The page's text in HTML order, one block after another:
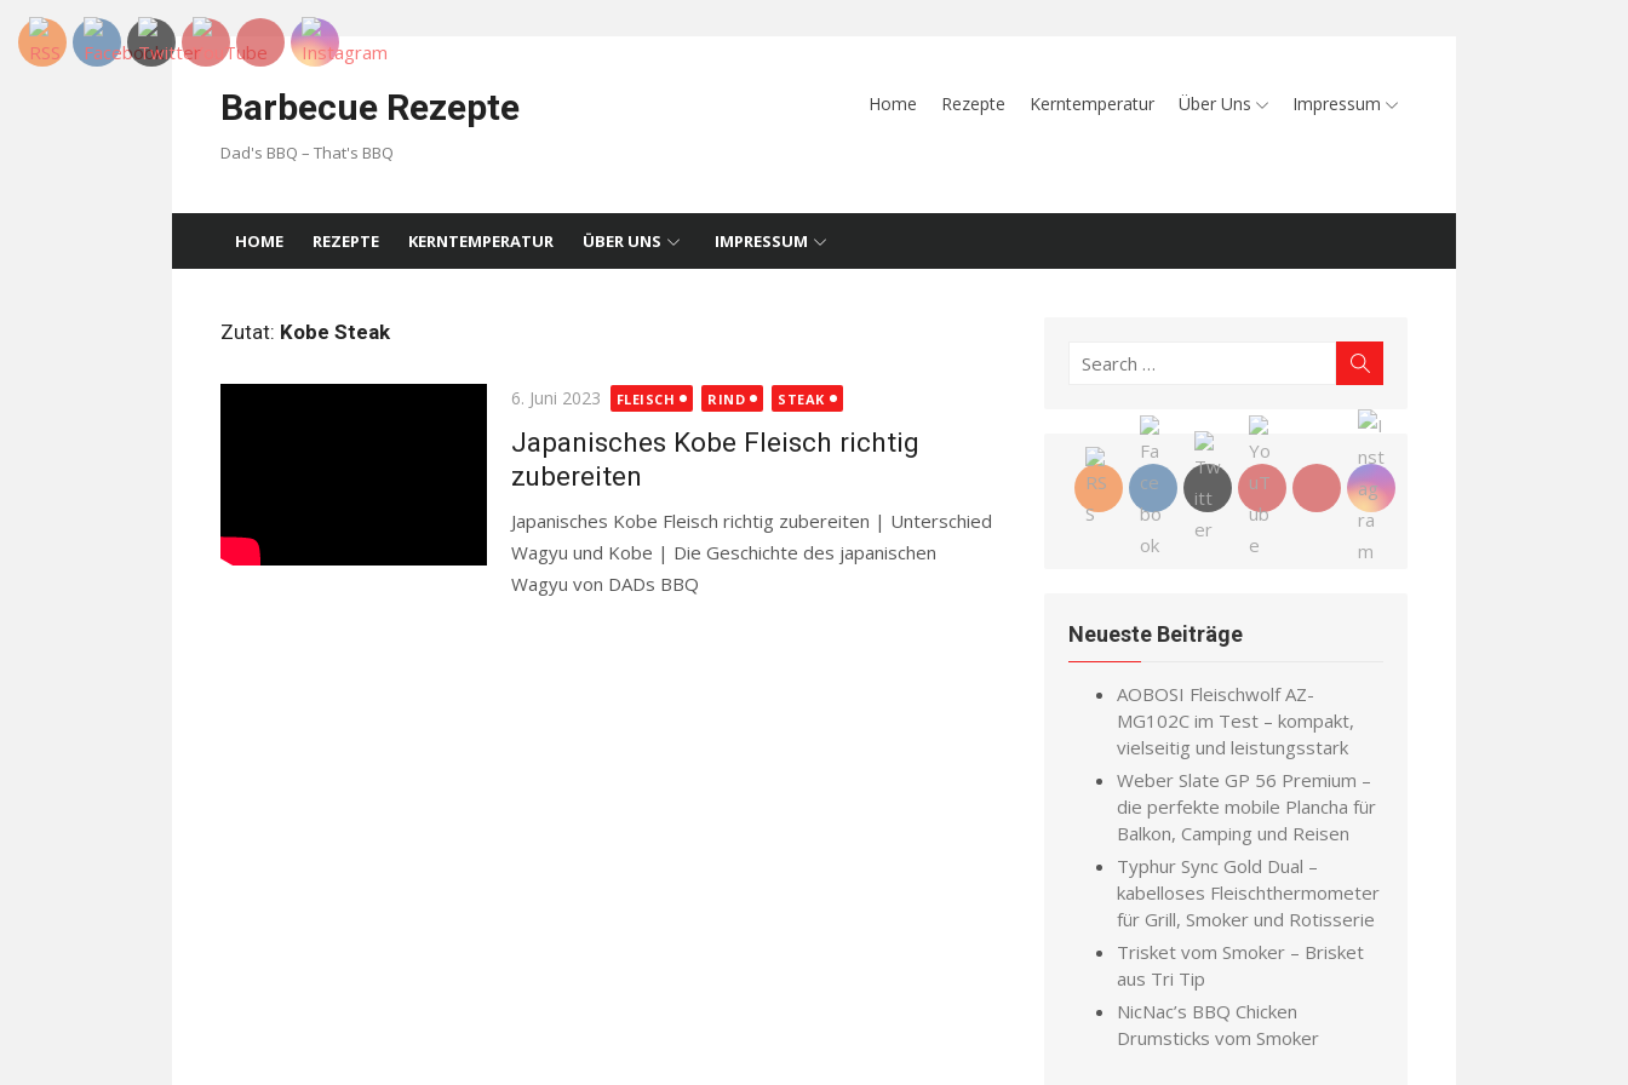
Skip
Barbecue Rezepte
Dad's BBQ – That's BBQ
Home Rezepte Kerntemperatur Über Uns Impressum
HOME REZEPTE KERNTEMPERATUR ÜBER UNS IMPRESSUM
Zutat: Kobe Steak
Posted
6. Juni 2023 FLEISCH RIND STEAK
Japanisches Kobe Fleisch richtig
zubereiten
Japanisches Kobe Fleisch richtig zubereiten | Unterschied
Wagyu und Kobe | Die Geschichte des japanischen
Wagyu von DADs BBQ
Search
Neueste Beiträge
AOBOSI Fleischwolf AZ-
MG102C im Test – kompakt,
vielseitig und leistungsstark
Weber Slate GP 56 Premium –
die perfekte mobile Plancha für
Balkon, Camping und Reisen
Typhur Sync Gold Dual –
kabelloses Fleischthermometer
für Grill, Smoker und Rotisserie
Trisket vom Smoker – Brisket
aus Tri Tip
NicNac’s BBQ Chicken
Drumsticks vom Smoker